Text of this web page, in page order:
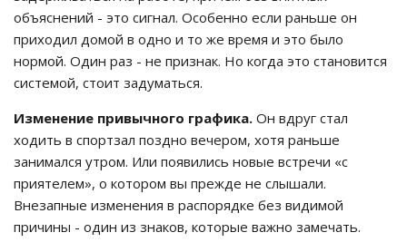
объяснений - это сигнал. Особенно если раньше он
приходил домой в одно и то же время и это было
нормой. Один раз - не признак. Но когда это становится
системой, стоит задуматься.
Изменение привычного графика. Он вдруг стал
ходить в спортзал поздно вечером, хотя раньше
занимался утром. Или появились новые встречи «с
приятелем», о котором вы прежде не слышали.
Внезапные изменения в распорядке без видимой
причины - один из знаков, которые важно замечать.